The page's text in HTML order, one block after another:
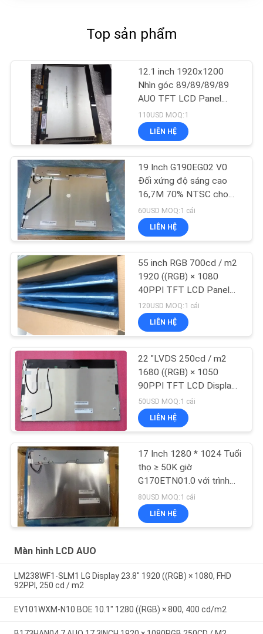
Top sản phẩm
12.1 inch 1920x1200
Nhìn góc 89/89/89/89
AUO TFT LCD Panel
G121UAN01.0
110USD MOQ:1
LIÊN HỆ
19 Inch G190EG02 V0
Đối xứng độ sáng cao
16,7M 70% NTSC cho
công nghiệp
60USD MOQ:1 cái
LIÊN HỆ
55 inch RGB 700cd / m2
1920 ((RGB) × 1080
40PPI TFT LCD Panel
P550HVN03.2
120USD MOQ:1 cái
LIÊN HỆ
22 "LVDS 250cd / m2
1680 ((RGB) × 1050
90PPI TFT LCD Display
G220SVN01.0
50USD MOQ:1 cái
LIÊN HỆ
17 Inch 1280 * 1024 Tuổi
thọ ≥ 50K giờ
G170ETN01.0 với trình
điều khiển LED
80USD MOQ:1 cái
LIÊN HỆ
Màn hình LCD AUO
LM238WF1-SLM1 LG Display 23.8" 1920 ((RGB) × 1080, FHD
92PPI, 250 cd / m2
EV101WXM-N10 BOE 10.1" 1280 ((RGB) × 800, 400 cd/m2